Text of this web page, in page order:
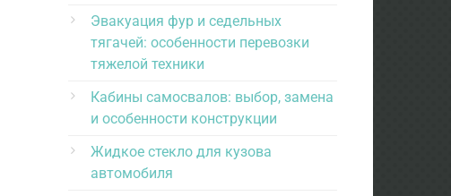
Эвакуация фур и седельных
тягачей: особенности перевозки
тяжелой техники
Кабины самосвалов: выбор, замена
и особенности конструкции
Жидкое стекло для кузова
автомобиля